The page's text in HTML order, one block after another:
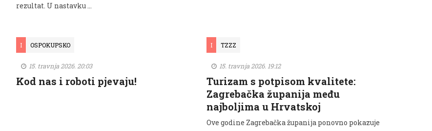
rezultat. U nastavku …
I OSPOKUPSKO
15. travnja 2026. 20:03
Kod nas i roboti pjevaju!
I TZZZ
15. travnja 2026. 19:12
Turizam s potpisom kvalitete:
Zagrebačka županija među
najboljima u Hrvatskoj
Ove godine Zagrebačka županija ponovno pokazuje